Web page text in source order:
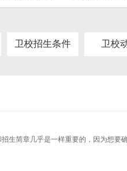
卫校招生条件 卫校
生简章几乎是一样重要的，因为想要